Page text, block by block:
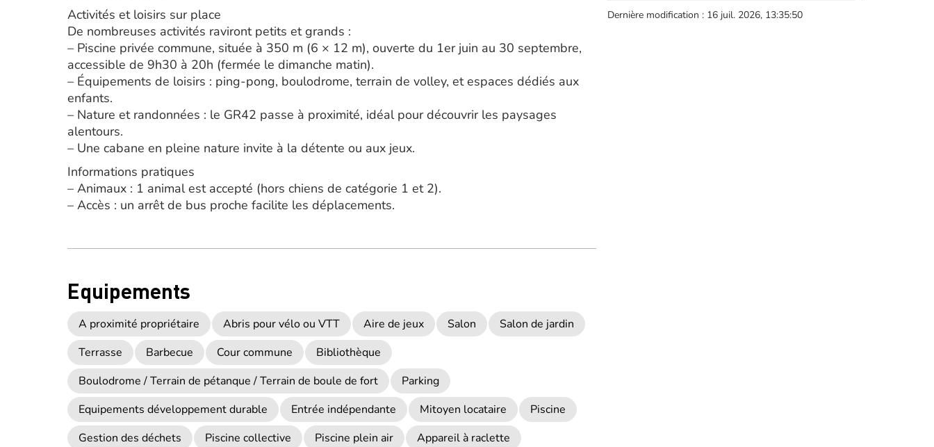
Activités et loisirs sur place
De nombreuses activités raviront petits et grands :
– Piscine privée commune, située à 350 m (6 × 12 m), ouverte du 1er juin au 30 septembre,
accessible de 9h30 à 20h (fermée le dimanche matin).
– Équipements de loisirs : ping-pong, boulodrome, terrain de volley, et espaces dédiés aux
enfants.
– Nature et randonnées : le GR42 passe à proximité, idéal pour découvrir les paysages
alentours.
– Une cabane en pleine nature invite à la détente ou aux jeux.
Informations pratiques
– Animaux : 1 animal est accepté (hors chiens de catégorie 1 et 2).
– Accès : un arrêt de bus proche facilite les déplacements.
Equipements
A proximité propriétaire Abris pour vélo ou VTT Aire de jeux Salon
Salon de jardin
Terrasse
Barbecue Cour commune
Bibliothèque
Boulodrome / Terrain de pétanque / Terrain de boule de fort
Parking
Equipements développement durable
Entrée indépendante Mitoyen locataire
Piscine
Gestion des déchets
Piscine collective Piscine plein air
Appareil à raclette
Dernière modification : 16 juil. 2026, 13:35:50